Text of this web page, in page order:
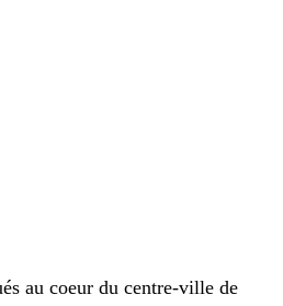
au coeur du centre-ville de